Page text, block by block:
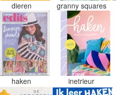
dieren granny squares
haken inetrieur